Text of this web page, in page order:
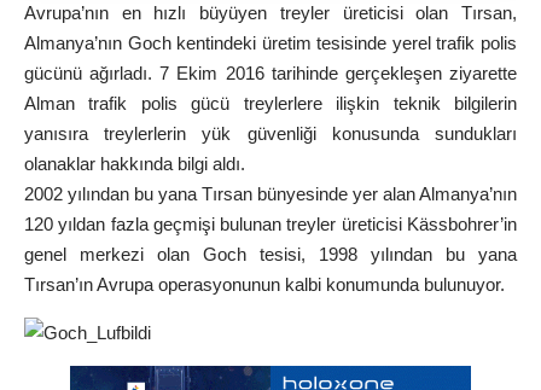
Avrupa’nın en hızlı büyüyen treyler üreticisi olan Tırsan,
Almanya’nın Goch kentindeki üretim tesisinde yerel trafik polis
gücünü ağırladı. 7 Ekim 2016 tarihinde gerçekleşen ziyarette
Alman trafik polis gücü treylerlere ilişkin teknik bilgilerin
yanısıra treylerlerin yük güvenliği konusunda sundukları
olanaklar hakkında bilgi aldı.
2002 yılından bu yana Tırsan bünyesinde yer alan Almanya’nın
120 yıldan fazla geçmişi bulunan treyler üreticisi Kässbohrer’in
genel merkezi olan Goch tesisi, 1998 yılından bu yana
Tırsan’ın Avrupa operasyonunun kalbi konumunda bulunuyor.